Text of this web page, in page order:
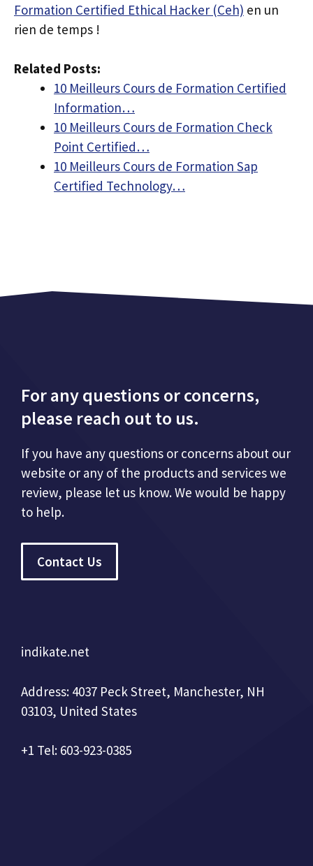
Formation Certified Ethical Hacker (Ceh) en un
rien de temps !
Related Posts:
10 Meilleurs Cours de Formation Certified
Information…
10 Meilleurs Cours de Formation Check
Point Certified…
10 Meilleurs Cours de Formation Sap
Certified Technology…
For any questions or concerns,
please reach out to us.
If you have any questions or concerns about our
website or any of the products and services we
review, please let us know. We would be happy
to help.
Contact Us
indikate.net
Address: 4037 Peck Street, Manchester, NH
03103, United States
+1 Tel: 603-923-0385